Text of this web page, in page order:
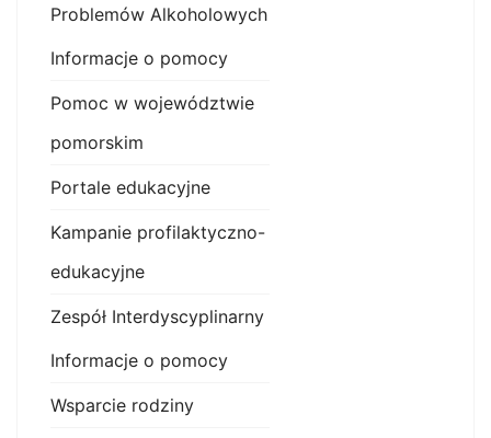
Problemów Alkoholowych
Informacje o pomocy
Pomoc w województwie
pomorskim
Portale edukacyjne
Kampanie profilaktyczno-
edukacyjne
Zespół Interdyscyplinarny
Informacje o pomocy
Wsparcie rodziny